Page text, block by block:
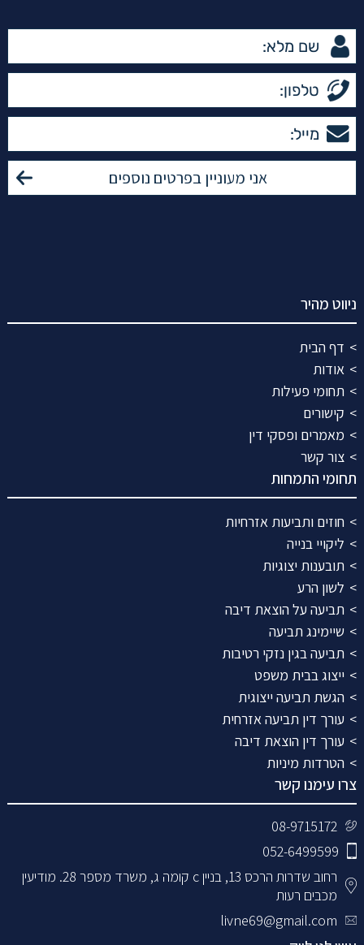
ניווט מהיר
דף הבית
אודות
תחומי פעילות
קישורים
מאמרים ופסקי דין
צור קשר
תחומי התמחות
חוזים ותביעות אזרחיות
ליקויי בנייה
תובענות יצוגיות
לשון הרע
תביעה על הוצאת דיבה
שיימינג תביעה
תביעה בגין נזקי רטיבות
ייצוג בבית משפט
הגשת תביעה ייצוגית
עורך דין תביעה אזרחית
עורך דין הוצאת דיבה
הטרדות מיניות
צרו עימנו קשר
08-9715172
052-6499599
רחוב שדרות הרכס 13, בניין c קומה ג, משרד מספר 28. מודיעין
מכבים רעות
livne69@gmail.com